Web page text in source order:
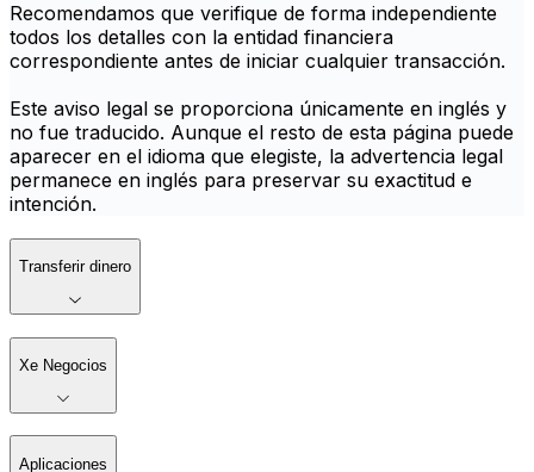
Recomendamos que verifique de forma independiente
todos los detalles con la entidad financiera
correspondiente antes de iniciar cualquier transacción.
Este aviso legal se proporciona únicamente en inglés y
no fue traducido. Aunque el resto de esta página puede
aparecer en el idioma que elegiste, la advertencia legal
permanece en inglés para preservar su exactitud e
intención.
Transferir dinero
Xe Negocios
Aplicaciones